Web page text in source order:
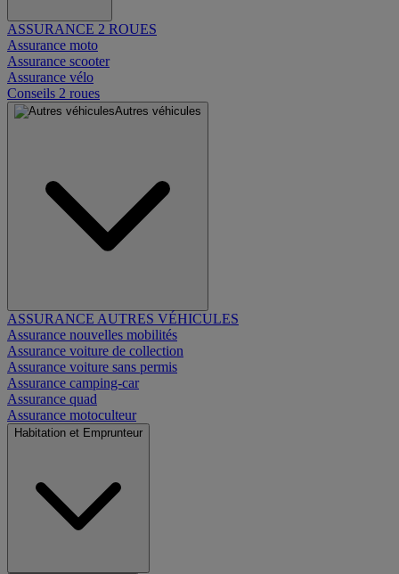
ASSURANCE 2 ROUES
Assurance moto
Assurance scooter
Assurance vélo
Conseils 2 roues
Autres véhicules
ASSURANCE AUTRES VÉHICULES
Assurance nouvelles mobilités
Assurance voiture de collection
Assurance voiture sans permis
Assurance camping-car
Assurance quad
Assurance motoculteur
Habitation et Emprunteur